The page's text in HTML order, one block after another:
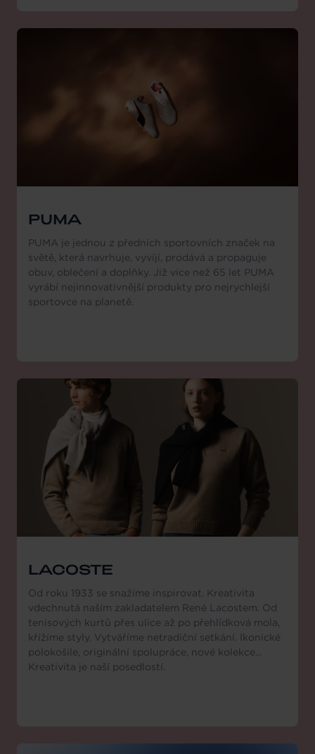
PUMA
PUMA je jednou z předních sportovních značek na
světě, která navrhuje, vyvíjí, prodává a propaguje
obuv, oblečení a doplňky. Již více než 65 let PUMA
vyrábí nejinnovativnější produkty pro nejrychlejší
sportovce na planetě.
LACOSTE
Od roku 1933 se snažíme inspirovat. Kreativita
vdechnutá naším zakladatelem René Lacostem. Od
tenisových kurtů přes ulice až po přehlídková mola,
křížíme styly. Vytváříme netradiční setkání. Ikonické
polokošile, originální spolupráce, nové kolekce...
Kreativita je naší posedlostí.